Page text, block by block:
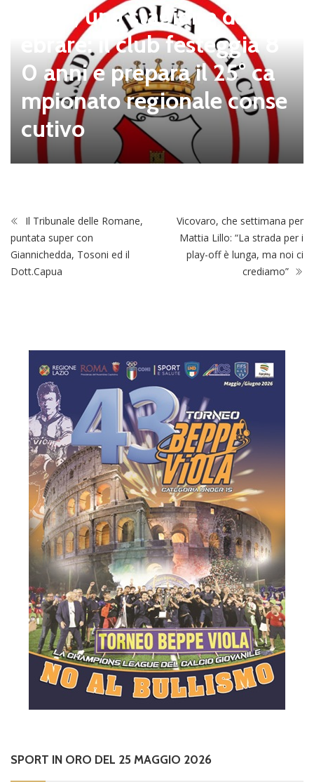
Tolfa, una stagione da cel
ebrare: il club festeggia 8
0 anni e prepara il 25° ca
mpionato regionale conse
cutivo
Il Tribunale delle Romane,
puntata super con
Giannichedda, Tosoni ed il
Dott.Capua
Vicovaro, che settimana per
Mattia Lillo: “La strada per i
play-off è lunga, ma noi ci
crediamo”
SPORT IN ORO DEL 25 MAGGIO 2026